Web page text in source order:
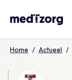
Home / Actueel /